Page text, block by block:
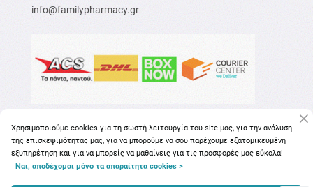
info@familypharmacy.gr
Χρησιμοποιούμε cookies για τη σωστή λειτουργία του site μας, για την ανάλυση
της επισκεψιμότητάς μας, για να μπορούμε να σου παρέχουμε εξατομικευμένη
εξυπηρέτηση και για να μπορείς να μαθαίνεις για τις προσφορές μας εύκολα!
Ναι, αποδέχομαι μόνο τα απαραίτητα cookies >